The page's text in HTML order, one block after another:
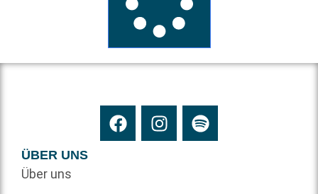
ÜBER UNS
Über uns